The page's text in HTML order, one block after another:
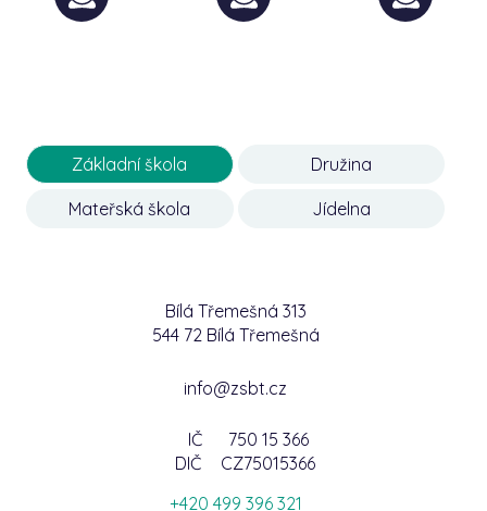
Základní škola Družina
Mateřská škola Jídelna
Bílá Třemešná 313
544 72 Bílá Třemešná
info@zsbt.cz
IČ
750 15 366
DIČ
CZ75015366
+420 499 396 321